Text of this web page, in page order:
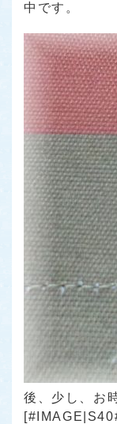
中です。
後、少し、お